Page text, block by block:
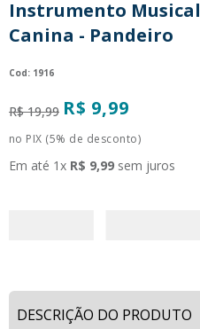
Instrumento
Canina - Pandeiro
: 1916
R$ 19,99 R$ 9,99
no PIX (5% de desconto)
Em até 1x R$ 9,99 sem juros
9º
10º bluey